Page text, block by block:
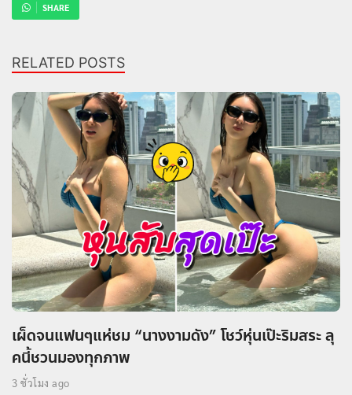
SHARE
RELATED POSTS
เผ็ดจนแฟนๆแห่ชม “นางงามดัง” โชว์หุ่นเป๊ะริมสระ ลุ
คนี้ชวนมองทุกภาพ
3 ชั่วโมง ago